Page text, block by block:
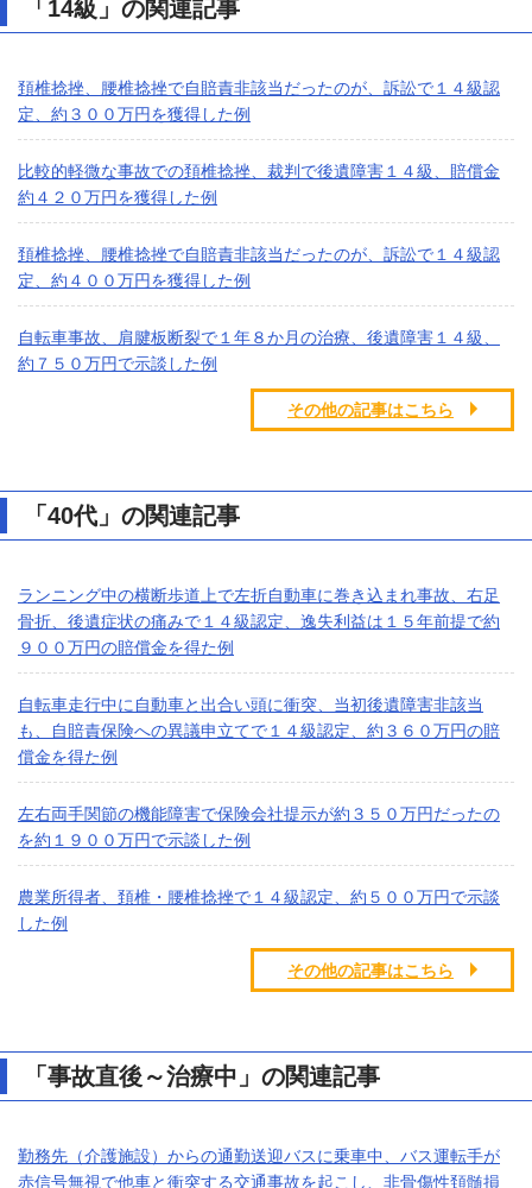
「14級」の関連記事
頚椎捻挫、腰椎捻挫で自賠責非該当だったのが、訴訟で１４級認
定、約３００万円を獲得した例
比較的軽微な事故での頚椎捻挫、裁判で後遺障害１４級、賠償金
約４２０万円を獲得した例
頚椎捻挫、腰椎捻挫で自賠責非該当だったのが、訴訟で１４級認
定、約４００万円を獲得した例
自転車事故、肩腱板断裂で１年８か月の治療、後遺障害１４級、
約７５０万円で示談した例
その他の記事はこちら
「40代」の関連記事
ランニング中の横断歩道上で左折自動車に巻き込まれ事故、右足
骨折、後遺症状の痛みで１４級認定、逸失利益は１５年前提で約
９００万円の賠償金を得た例
自転車走行中に自動車と出合い頭に衝突、当初後遺障害非該当
も、自賠責保険への異議申立てで１４級認定、約３６０万円の賠
償金を得た例
左右両手関節の機能障害で保険会社提示が約３５０万円だったの
を約１９００万円で示談した例
農業所得者、頚椎・腰椎捻挫で１４級認定、約５００万円で示談
した例
その他の記事はこちら
「事故直後～治療中」の関連記事
勤務先（介護施設）からの通勤送迎バスに乗車中、バス運転手が
赤信号無視で他車と衝突する交通事故を起こし、非骨傷性頚髄損